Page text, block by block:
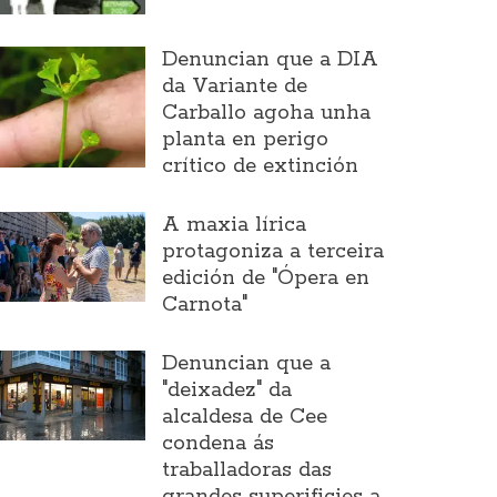
Denuncian que a DIA
da Variante de
Carballo agoha unha
planta en perigo
crítico de extinción
A maxia lírica
protagoniza a terceira
edición de "Ópera en
Carnota"
Denuncian que a
"deixadez" da
alcaldesa de Cee
condena ás
traballadoras das